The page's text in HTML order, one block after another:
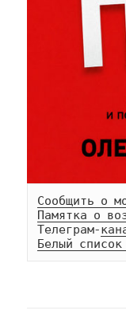
Сообщить о
Памятка о
Телеграм-
Белый